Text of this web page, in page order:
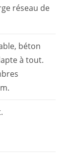
réseau de
béton
à tout.